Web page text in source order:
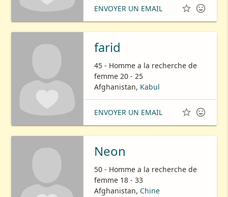
ENVOYER UN EMAIL  
farid
45 - Homme a la recherche de
femme 20 - 25
Afghanistan, Kabul
ENVOYER UN EMAIL  
Neon
50 - Homme a la recherche de
femme 18 - 33
Afghanistan, Chine